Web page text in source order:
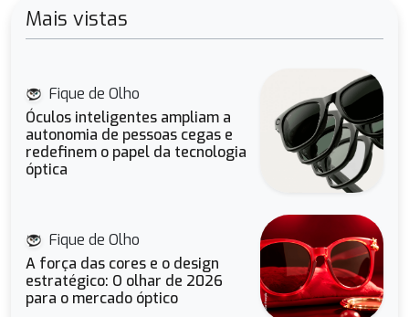
Mais vistas
Fique de Olho
Óculos inteligentes ampliam a
autonomia de pessoas cegas e
redefinem o papel da tecnologia
óptica
Fique de Olho
A força das cores e o design
estratégico: O olhar de 2026
para o mercado óptico